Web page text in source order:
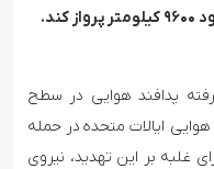
پیشرفته پدافند هوایی در سطح
ایالات متحده در حمله
غلبه بر این تهدید، نیروی